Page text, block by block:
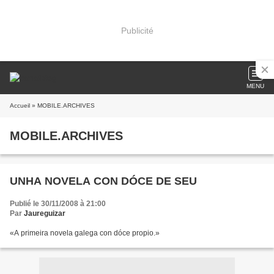
Publicité
MENU
Accueil » MOBILE.ARCHIVES
MOBILE.ARCHIVES
UNHA NOVELA CON DÓCE DE SEU
Publié le 30/11/2008 à 21:00
Par Jaureguizar
«A primeira novela galega con dóce propio.»